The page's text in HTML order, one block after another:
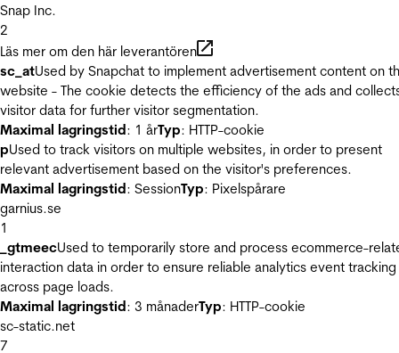
Snap Inc.
2
Läs mer om den här leverantören
sc_atUsed by Snapchat to implement advertisement content on
website - The cookie detects the efficiency of the ads and
visitor data for further visitor segmentation.
Maximal lagringstid: 1 årTyp: HTTP-cookie
pUsed to track visitors on multiple websites, in order to present
relevant advertisement based on the visitor's preferences.
Maximal lagringstid: SessionTyp: Pixelspårare
garnius.se
1
_gtmeecUsed to temporarily store and process ecommerce-
interaction data in order to ensure reliable analytics event tracking
across page loads.
Maximal lagringstid: 3 månaderTyp: HTTP-cookie
sc-static.net
7